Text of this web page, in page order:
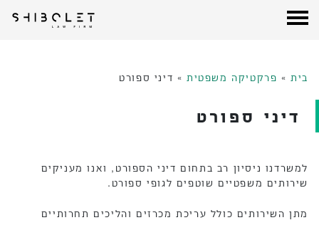
בית » פרקטיקה משפטית » דיני ספורט
דיני ספורט
למשרדנו ניסיון רב בתחום דיני הספורט, ואנו מעניקים
שירותים משפטיים שוטפים לגופי ספורט.
מתן השירותים כולל עריכת מכרזים והליכים תחרותיים